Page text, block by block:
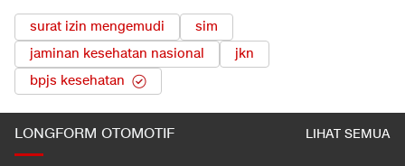
surat izin mengemudi
sim
jaminan kesehatan nasional
jkn
bpjs kesehatan
LONGFORM OTOMOTIF LIHAT SEMUA